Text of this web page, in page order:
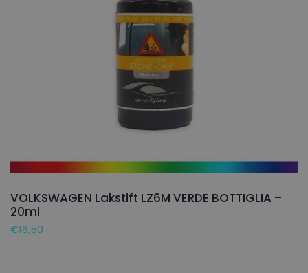
VOLKSWAGEN Lakstift LZ6M VERDE BOTTIGLIA –
20ml
€16,50